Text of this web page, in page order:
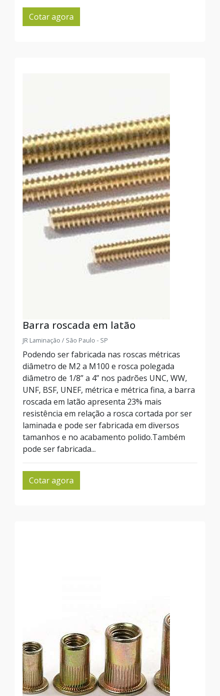
Cotar agora
Barra roscada em latão
JR Laminação / São Paulo - SP
Podendo ser fabricada nas roscas métricas
diâmetro de M2 a M100 e rosca polegada
diâmetro de 1/8” a 4” nos padrões UNC, WW,
UNF, BSF, UNEF, métrica e métrica fina, a barra
roscada em latão apresenta 23% mais
resistência em relação a rosca cortada por ser
laminada e pode ser fabricada em diversos
tamanhos e no acabamento polido.Também
pode ser fabricada...
Cotar agora